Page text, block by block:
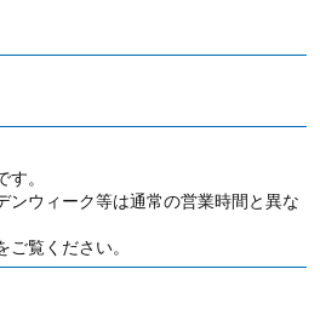
。
ンウィーク等は通常の営業時間と異な
ご覧ください。